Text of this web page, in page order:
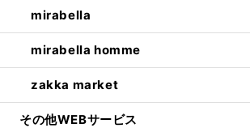
mirabella
mirabella homme
zakka market
その他WEBサービス